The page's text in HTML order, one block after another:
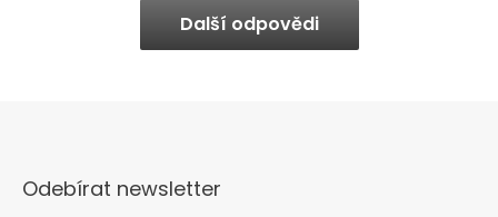
Další odpovědi
Odebírat newsletter